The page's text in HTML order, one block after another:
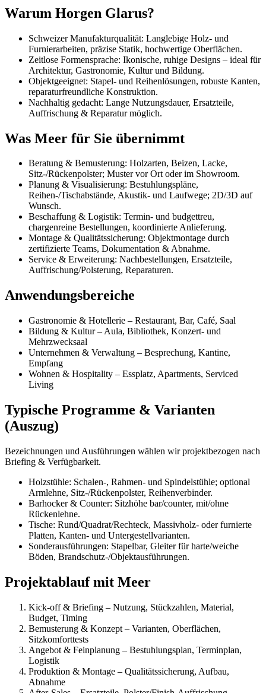
Warum Horgen Glarus?
Schweizer Manufakturqualität: Langlebige Holz- und
Furnierarbeiten, präzise Statik, hochwertige Oberflächen.
Zeitlose Formensprache: Ikonische, ruhige Designs – ideal für
Architektur, Gastronomie, Kultur und Bildung.
Objektgeeignet: Stapel- und Reihenlösungen, robuste Kanten,
reparaturfreundliche Konstruktion.
Nachhaltig gedacht: Lange Nutzungsdauer, Ersatzteile,
Auffrischung & Reparatur möglich.
Was Meer für Sie übernimmt
Beratung & Bemusterung: Holzarten, Beizen, Lacke,
Sitz-/Rückenpolster; Muster vor Ort oder im Showroom.
Planung & Visualisierung: Bestuhlungspläne,
Reihen-/Tischabstände, Akustik- und Laufwege; 2D/3D auf
Wunsch.
Beschaffung & Logistik: Termin- und budgettreu,
chargenreine Bestellungen, koordinierte Anlieferung.
Montage & Qualitätssicherung: Objektmontage durch
zertifizierte Teams, Dokumentation & Abnahme.
Service & Erweiterung: Nachbestellungen, Ersatzteile,
Auffrischung/Polsterung, Reparaturen.
Anwendungsbereiche
Gastronomie & Hotellerie – Restaurant, Bar, Café, Saal
Bildung & Kultur – Aula, Bibliothek, Konzert- und
Mehrzwecksaal
Unternehmen & Verwaltung – Besprechung, Kantine,
Empfang
Wohnen & Hospitality – Essplatz, Apartments, Serviced
Living
Typische Programme & Varianten
(Auszug)
Bezeichnungen und Ausführungen wählen wir projektbezogen nach
Briefing & Verfügbarkeit.
Holzstühle: Schalen-, Rahmen- und Spindelstühle; optional
Armlehne, Sitz-/Rückenpolster, Reihenverbinder.
Barhocker & Counter: Sitzhöhe bar/counter, mit/ohne
Rückenlehne.
Tische: Rund/Quadrat/Rechteck, Massivholz- oder furnierte
Platten, Kanten- und Untergestellvarianten.
Sonderausführungen: Stapelbar, Gleiter für harte/weiche
Böden, Brandschutz-/Objektausführungen.
Projektablauf mit Meer
Kick-off & Briefing – Nutzung, Stückzahlen, Material,
Budget, Timing
Bemusterung & Konzept – Varianten, Oberflächen,
Sitzkomforttests
Angebot & Feinplanung – Bestuhlungsplan, Terminplan,
Logistik
Produktion & Montage – Qualitätssicherung, Aufbau,
Abnahme